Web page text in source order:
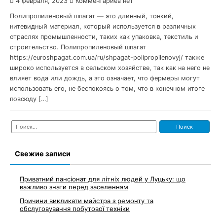
Полипропиленовый шпагат — это длинный, тонкий,
нитевидный материал, который используется в различных
отраслях промышленности, таких как упаковка, текстиль и
строительство. Полипропиленовый шпагат
https://euroshpagat.com.ua/ru/shpagat-polipropilenovyj/ также
широко используется в сельском хозяйстве, так как на него не
влияет вода или дождь, а это означает, что фермеры могут
использовать его, не беспокоясь о том, что в конечном итоге
повсюду […]
Найти:
Свежие записи
Приватний пансіонат для літніх людей у Луцьку: що
важливо знати перед заселенням
Причини викликати майстра з ремонту та
обслуговування побутової техніки